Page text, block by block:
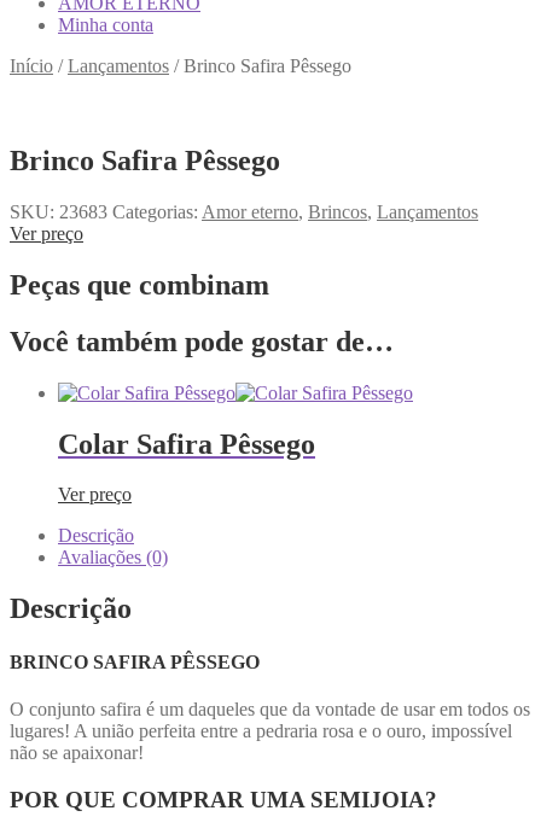
Minha conta
Início /Lançamentos /Brinco Safira Pêssego
Brinco Safira Pêssego
SKU: 23683 Categorias: Amor eterno, Brincos, Lançamentos
Ver preço
Peças que combinam
Você também pode gostar de…
Colar Safira Pêssego
Ver preço
Descrição
Avaliações (0)
Descrição
BRINCO SAFIRA PÊSSEGO
O conjunto safira é um daqueles que da vontade de usar em todos os
lugares! A união perfeita entre a pedraria rosa e o ouro, impossível
não se apaixonar!
POR QUE COMPRAR UMA SEMIJOIA?